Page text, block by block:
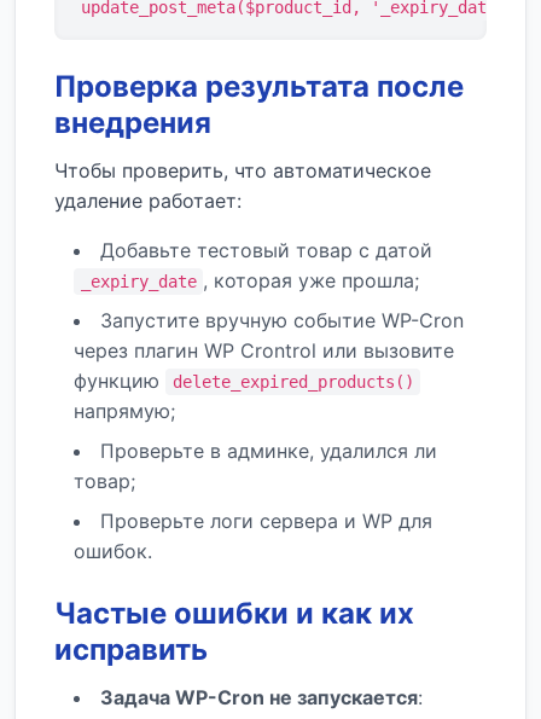
update_post_meta($product_id, '_expiry_date',
Проверка результата после
внедрения
Чтобы проверить, что автоматическое
удаление работает:
Добавьте тестовый товар с датой
_expiry_date , которая уже прошла;
Запустите вручную событие WP-Cron
через плагин WP Crontrol или вызовите
функцию
delete_expired_products()
напрямую;
Проверьте в админке, удалился ли
товар;
Проверьте логи сервера и WP для
ошибок.
Частые ошибки и как их
исправить
Задача WP-Cron не запускается: